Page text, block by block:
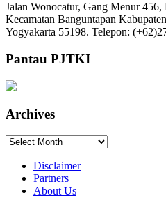
Jalan Wonocatur, Gang Menur
Kecamatan Banguntapan
Yogyakarta 55198. Telepon:
Pantau PJTKI
Archives
Archives
Disclaimer
Partners
About Us